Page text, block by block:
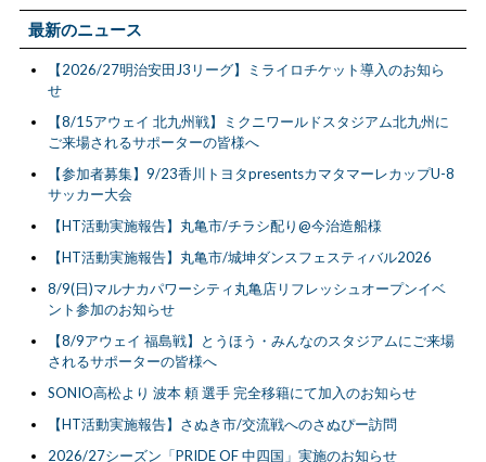
最新のニュース
【2026/27明治安田J3リーグ】ミライロチケット導入のお知ら
せ
【8/15アウェイ 北九州戦】ミクニワールドスタジアム北九州に
ご来場されるサポーターの皆様へ
【参加者募集】9/23香川トヨタpresentsカマタマーレカップU-8
サッカー大会
【HT活動実施報告】丸亀市/チラシ配り@今治造船様
【HT活動実施報告】丸亀市/城坤ダンスフェスティバル2026
8/9(日)マルナカパワーシティ丸亀店リフレッシュオープンイベ
ント参加のお知らせ
【8/9アウェイ 福島戦】とうほう・みんなのスタジアムにご来場
されるサポーターの皆様へ
SONIO高松より 波本 頼 選手 完全移籍にて加入のお知らせ
【HT活動実施報告】さぬき市/交流戦へのさぬぴー訪問
2026/27シーズン「PRIDE OF 中四国」実施のお知らせ